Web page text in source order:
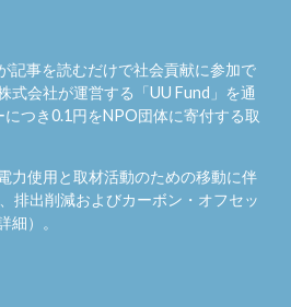
記事を読むだけで社会貢献に参加で
式会社が運営する「UU Fund 」を通
つき0.1円をNPO団体に寄付する取
力使用と取材活動のための移動に伴
排出削減およびカーボン・オフセッ
細）。